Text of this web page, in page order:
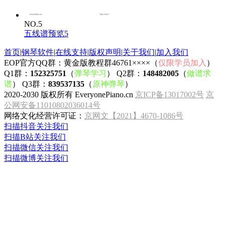
NO.5
五线谱预览5
首页|钢琴软件|在线支持|版权声明|关于我们|加入我们
EOP官方QQ群：黄金版教程群46761××××（仅限学员加入 ）
Q1群： 152325751 （弹琴学习 ） Q2群： 148482005 （做谱求
谱） Q3群： 839537135 （ 原神弹琴）
2020-2030 版权所有 EveryonePiano.cn 京ICP备13017002号 京
公网安备11010802036014号
网络文化经营许可证： 京网文【2021】4670-1086号
扫描抖音关注我们
扫描B站关注我们
扫描微信关注我们
扫描微博关注我们